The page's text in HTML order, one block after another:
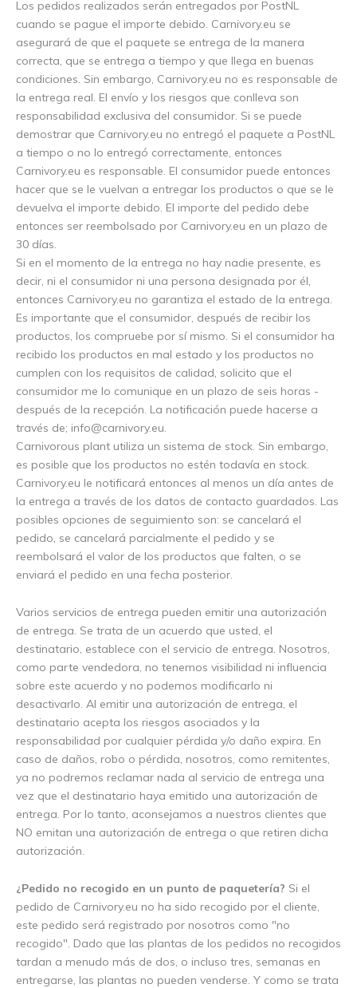
Los pedidos realizados serán entregados por PostNL
cuando se pague el importe debido. Carnivory.eu se
asegurará de que el paquete se entrega de la manera
correcta, que se entrega a tiempo y que llega en buenas
condiciones. Sin embargo, Carnivory.eu no es responsable de
la entrega real. El envío y los riesgos que conlleva son
responsabilidad exclusiva del consumidor. Si se puede
demostrar que Carnivory.eu no entregó el paquete a PostNL
a tiempo o no lo entregó correctamente, entonces
Carnivory.eu es responsable. El consumidor puede entonces
hacer que se le vuelvan a entregar los productos o que se le
devuelva el importe debido. El importe del pedido debe
entonces ser reembolsado por Carnivory.eu en un plazo de
30 días.
Si en el momento de la entrega no hay nadie presente, es
decir, ni el consumidor ni una persona designada por él,
entonces Carnivory.eu no garantiza el estado de la entrega.
Es importante que el consumidor, después de recibir los
productos, los compruebe por sí mismo. Si el consumidor ha
recibido los productos en mal estado y los productos no
cumplen con los requisitos de calidad, solicito que el
consumidor me lo comunique en un plazo de seis horas -
después de la recepción. La notificación puede hacerse a
través de; info@carnivory.eu.
Carnivorous plant utiliza un sistema de stock. Sin embargo,
es posible que los productos no estén todavía en stock.
Carnivory.eu le notificará entonces al menos un día antes de
la entrega a través de los datos de contacto guardados. Las
posibles opciones de seguimiento son: se cancelará el
pedido, se cancelará parcialmente el pedido y se
reembolsará el valor de los productos que falten, o se
enviará el pedido en una fecha posterior.
Varios servicios de entrega pueden emitir una autorización
de entrega. Se trata de un acuerdo que usted, el
destinatario, establece con el servicio de entrega. Nosotros,
como parte vendedora, no tenemos visibilidad ni influencia
sobre este acuerdo y no podemos modificarlo ni
desactivarlo. Al emitir una autorización de entrega, el
destinatario acepta los riesgos asociados y la
responsabilidad por cualquier pérdida y/o daño expira. En
caso de daños, robo o pérdida, nosotros, como remitentes,
ya no podremos reclamar nada al servicio de entrega una
vez que el destinatario haya emitido una autorización de
entrega. Por lo tanto, aconsejamos a nuestros clientes que
NO emitan una autorización de entrega o que retiren dicha
autorización.
¿Pedido no recogido en un punto de paquetería? Si el
pedido de Carnivory.eu no ha sido recogido por el cliente,
este pedido será registrado por nosotros como "no
recogido". Dado que las plantas de los pedidos no recogidos
tardan a menudo más de dos, o incluso tres, semanas en
entregarse, las plantas no pueden venderse. Y como se trata